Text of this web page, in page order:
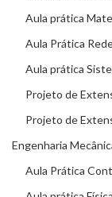
Aula prática
Aula Prática
Aula prática
Projeto de
Projeto de
Engenharia
Aula Prática